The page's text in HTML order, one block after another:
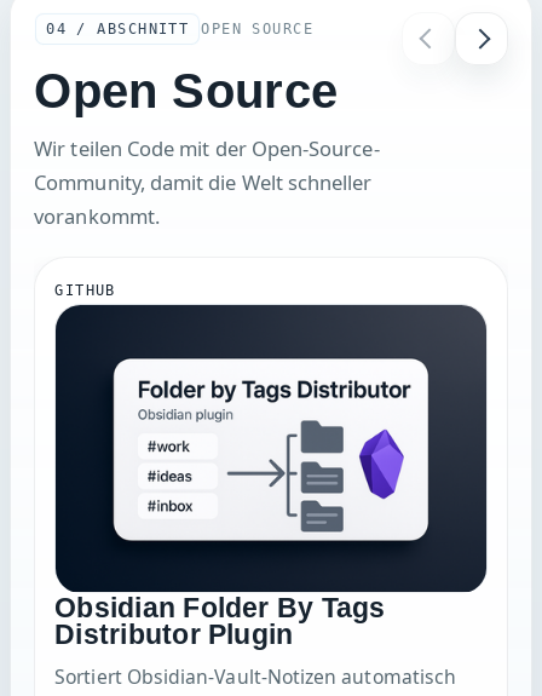
Open Source
Wir teilen Code mit der Open-Source-
Community, damit die Welt schneller
vorankommt.
Obsidian Folder By Tags
Distributor Plugin
Sortiert Obsidian-Vault-Notizen automatisch
anhand von Tags in Ordner und hält die